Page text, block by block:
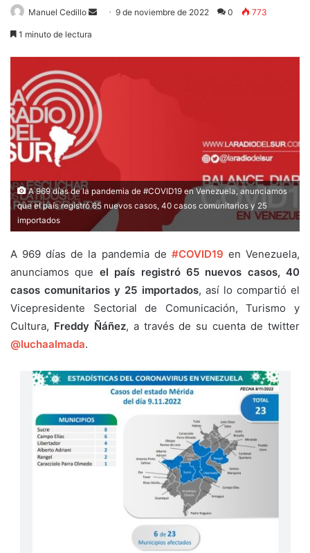
Manuel Cedillo
Send9 de noviembre de 2022 0 773
1 minuto de lectura
A 969 días de la pandemia de #COVID19 en Venezuela, anunciamos
que el país registró 65 nuevos casos, 40 casos comunitarios y 25
importados
A 969 días de la pandemia de #COVID19 en Venezuela,
anunciamos que el país registró 65 nuevos casos, 40
casos comunitarios y 25 importados, así lo compartió el
Vicepresidente Sectorial de Comunicación, Turismo y
Cultura, Freddy Ñáñez, a través de su cuenta de twitter
@luchaalmada.